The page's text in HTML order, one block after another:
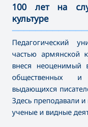
100 лет на
культуре
Педагогический
частью армянской
внеся неоценимый
общественных и
выдающихся
Здесь преподавали
ученые и видные